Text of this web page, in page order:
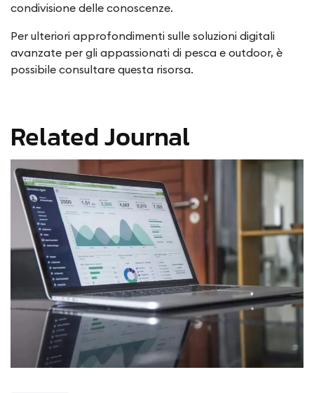
condivisione delle conoscenze.
Per ulteriori approfondimenti sulle soluzioni digitali
avanzate per gli appassionati di pesca e outdoor, è
possibile consultare questa risorsa.
Related Journal